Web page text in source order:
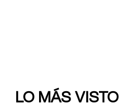
LO MÁS VISTO